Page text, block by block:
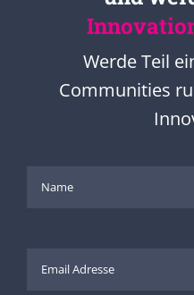
Werde Teil
Communities